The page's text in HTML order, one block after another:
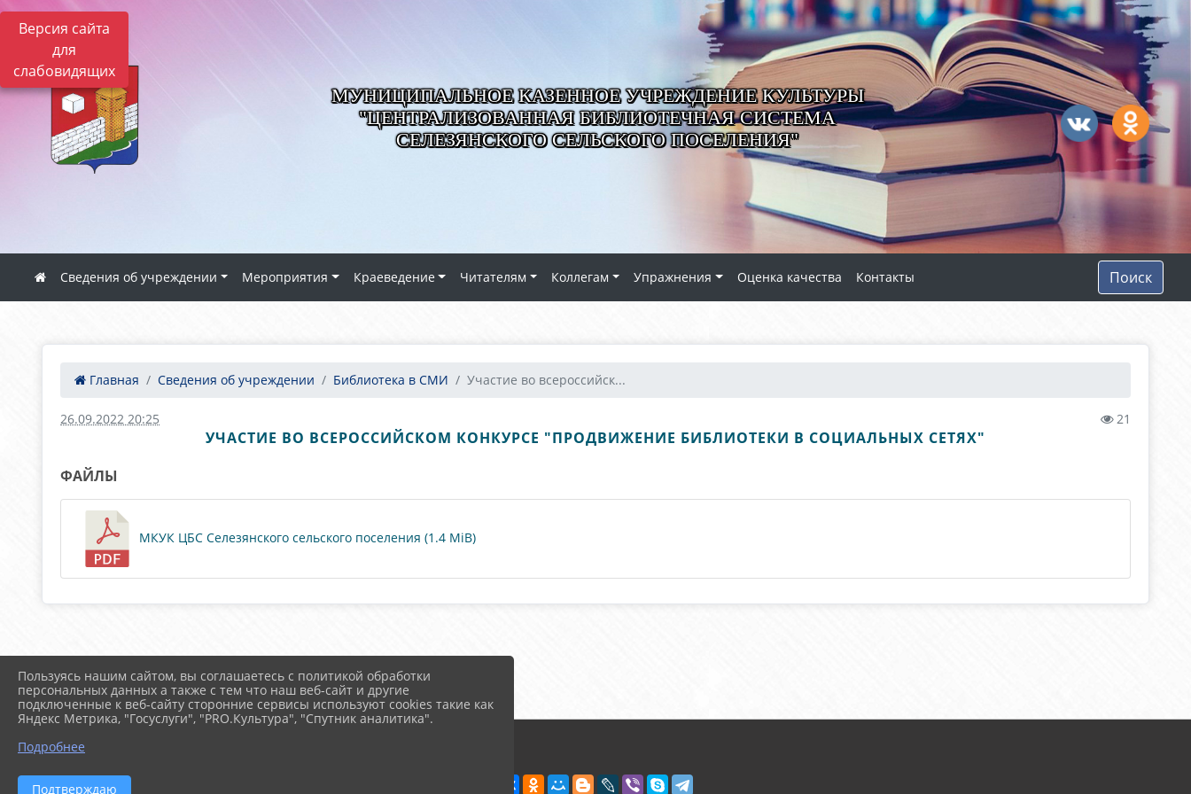
Версия сайта
для
слабовидящих
МУНИЦИПАЛЬНОЕ КАЗЕННОЕ УЧРЕЖДЕНИЕ КУЛЬТУРЫ
"ЦЕНТРАЛИЗОВАННАЯ БИБЛИОТЕЧНАЯ СИСТЕМА
СЕЛЕЗЯНСКОГО СЕЛЬСКОГО ПОСЕЛЕНИЯ"
Сведения об учреждении Мероприятия Краеведение Читателям Коллегам Упражнения Оценка качества Контакты Поиск
Главная Сведения об учреждении Библиотека в СМИ Участие во всероссийск...
26.09.2022 20:25 21
УЧАСТИЕ ВО ВСЕРОССИЙСКОМ КОНКУРСЕ "ПРОДВИЖЕНИЕ БИБЛИОТЕКИ В СОЦИАЛЬНЫХ СЕТЯХ"
ФАЙЛЫ
МКУК ЦБС Селезянского сельского поселения (1.4 MiB)
Пользуясь нашим сайтом, вы соглашаетесь с политикой обработки
персональных данных а также с тем что наш веб-сайт и другие
подключенные к веб-сайту сторонние сервисы используют cookies такие как
Яндекс Метрика, "Госуслуги", "PRO.Культура", "Спутник аналитика".
Подробнее
Подтверждаю